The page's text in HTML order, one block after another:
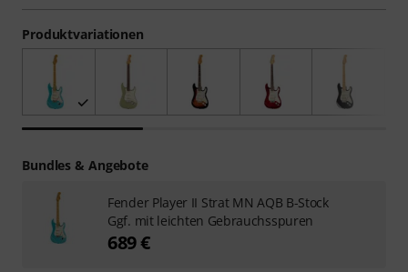
Produktvariationen
Bundles & Angebote
Fender Player II Strat MN AQB B-Stock
Ggf. mit leichten Gebrauchsspuren
689 €